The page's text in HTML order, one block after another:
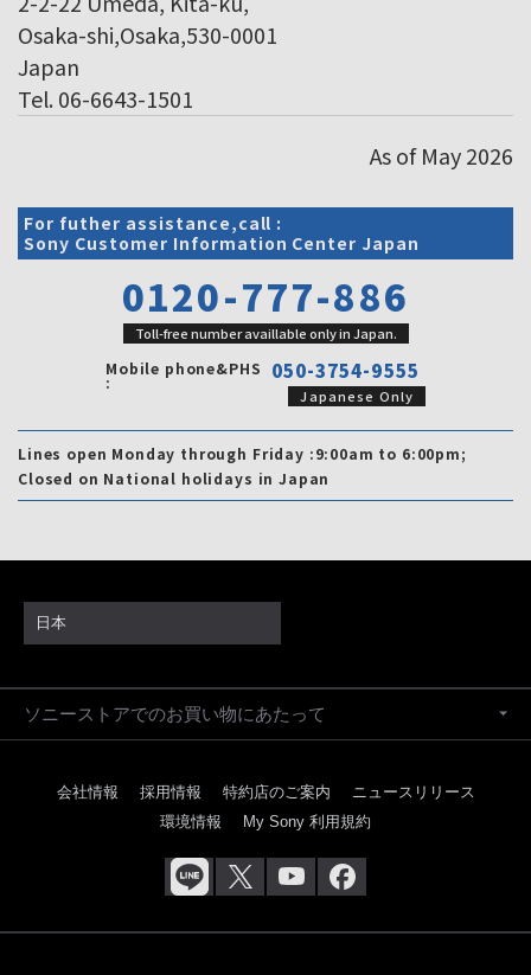
Osaka-shi,Osaka,530-0001
Japan
Tel. 06-6643-1501
As of May 2026
For futher assistance,call :
Sony Customer Information Center Japan
0120-777-886
Toll-free number availlable only in Japan.
Mobile phone&PHS
: 050-3754-9555
Japanese Only
Lines open Monday through Friday :9:00am to 6:00pm;
Closed on National holidays in Japan
日本
ソニーストアでのお買い物にあたって
会社情報 採用情報 特約店のご案内
ニュースリリース
環境情報
My Sony 利用規約